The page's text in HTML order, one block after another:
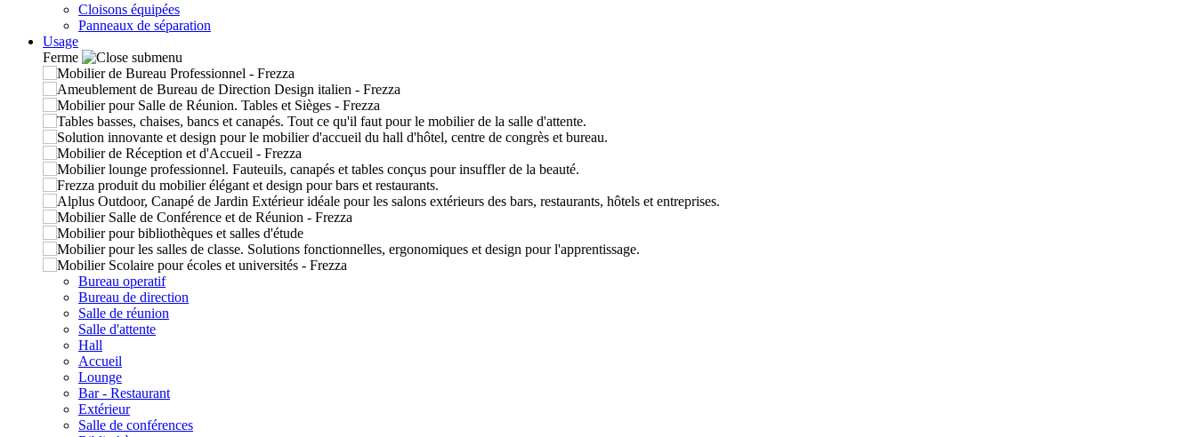
Cloisons équipées
Panneaux de séparation
Usage
Ferme
Bureau operatif
Bureau de direction
Salle de réunion
Salle d'attente
Hall
Accueil
Lounge
Bar - Restaurant
Extérieur
Salle de conférences